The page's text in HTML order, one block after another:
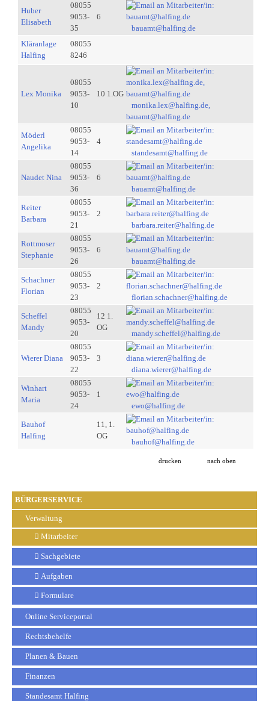
BÜRGERSERVICE
Verwaltung
Mitarbeiter
Sachgebiete
Aufgaben
Formulare
Online Serviceportal
Rechtsbehelfe
Planen & Bauen
Finanzen
Standesamt Halfing
Huber
Elisabeth
08055
9053-
35
6
bauamt@halfing.de
Kläranlage
Halfing
08055
8246
Lex Monika
08055
9053-
10
10 1.OG
monika.lex@halfing.de,
bauamt@halfing.de
Möderl
Angelika
08055
9053-
14
4
standesamt@halfing.de
Naudet Nina
08055
9053-
36
6
bauamt@halfing.de
Reiter
Barbara
08055
9053-
21
2
barbara.reiter@halfing.de
Rottmoser
Stephanie
08055
9053-
26
6
bauamt@halfing.de
Schachner
Florian
08055
9053-
23
2
florian.schachner@halfing.de
Scheffel
Mandy
08055
9053-
20
12 1.
OG
mandy.scheffel@halfing.de
Wierer Diana
08055
9053-
22
3
diana.wierer@halfing.de
Winhart
Maria
08055
9053-
24
1
ewo@halfing.de
Bauhof
Halfing
11, 1.
OG
bauhof@halfing.de
drucken nach oben